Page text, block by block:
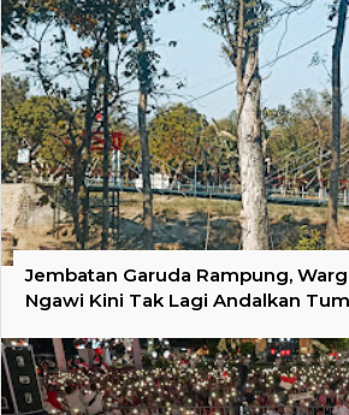
Jembatan Garuda Rampung,
Ngawi Kini Tak Lagi Andalkan